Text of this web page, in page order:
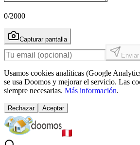
0/2000
Capturar pantalla
Usamos cookies analíticas (Google
se usa Doomos y mejorar el servicio. Las
siempre necesarias. Más información.
Rechazar Aceptar